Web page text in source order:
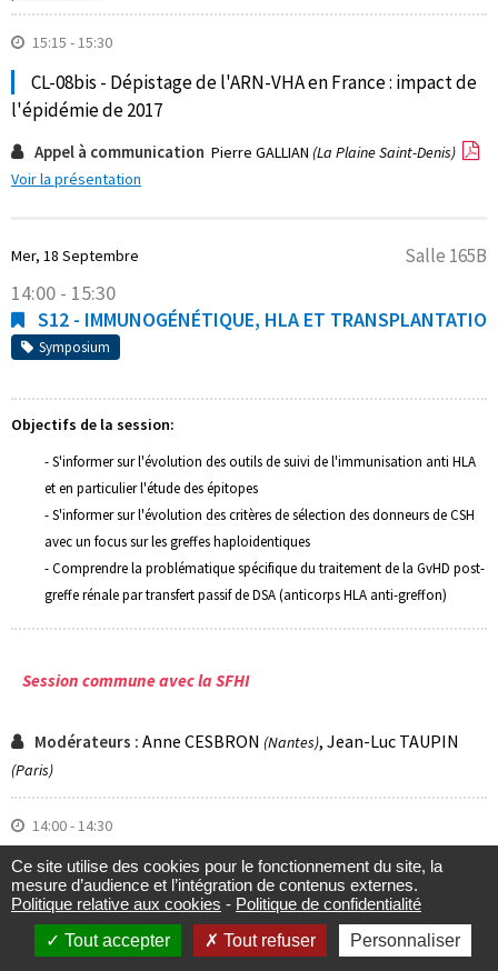
Ce site utilise des cookies pour le fonctionnement du site, la
mesure d’audience et l’intégration de contenus externes.
Politique relative aux cookies - Politique de confidentialité
Tout accepter
Tout refuser Personnaliser